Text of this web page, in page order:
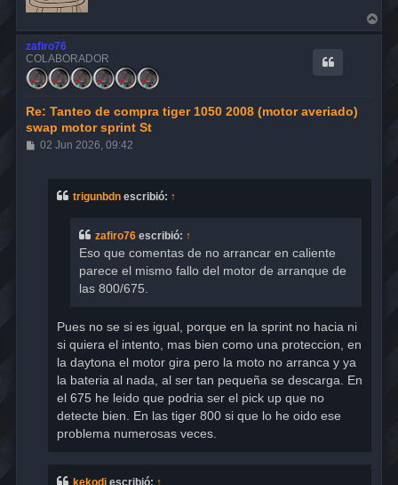
r
zafiro76
COLABORADOR
Re: Tanteo de compra tiger 1050 2008 (motor averiado)
swap motor sprint St
M
02 Jun 2026, 09:42
trigunbdn escribió: ↑
zafiro76 escribió: ↑
Eso que comentas de no arrancar en caliente
parece el mismo fallo del motor de arranque de
las 800/675.
Pues no se si es igual, porque en la sprint no hacia ni
si quiera el intento, mas bien como una proteccion, en
la daytona el motor gira pero la moto no arranca y ya
la bateria al nada, al ser tan pequeña se descarga. En
el 675 he leido que podria ser el pick up que no
detecte bien. En las tiger 800 si que lo he oido ese
problema numerosas veces.
kekodi escribió: ↑